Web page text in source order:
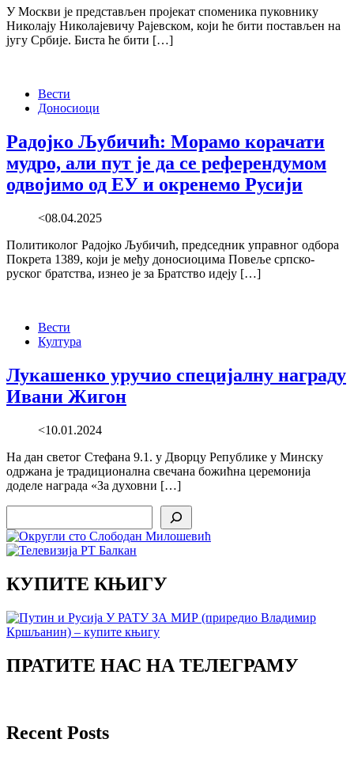
У Москви је представљен пројекат споменика пуковнику
Николају Николајевичу Рајевском, који ће бити постављен на
југу Србије. Биста ће бити […]
Вести
Доносиоци
Радојко Љубичић: Морамо корачати
мудро, али пут је да се референдумом
одвојимо од ЕУ и окренемо Русији
<08.04.2025
Политиколог Радојко Љубичић, председник управног одбора
Покрета 1389, који је међу доносиоцима Повеље српско-
руског братства, изнео је за Братство идеју […]
Вести
Култура
Лукашенко уручио специјалну награду
Ивани Жигон
<10.01.2024
На дан светог Стефана 9.1. у Дворцу Републике у Минску
одржана је традиционална свечана божићна церемонија
доделе награда «За духовни […]
КУПИТЕ КЊИГУ
ПРАТИТЕ НАС НА ТЕЛЕГРАМУ
Recent Posts